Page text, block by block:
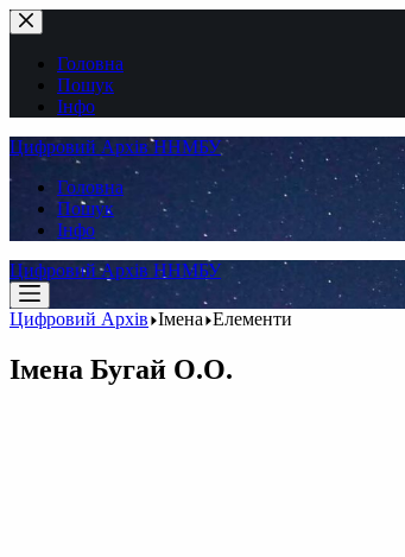
Перейти
до
вмістуГоловна
Пошук
Інфо
Цифровий Архів ННМБУ
Головна
Пошук
Інфо
Цифровий Архів ННМБУ
Цифровий Архів Імена Елементи
Імена Бугай О.О.